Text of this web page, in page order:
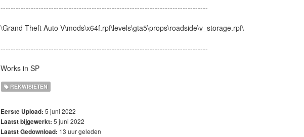
----------------------------------------------------------------------------------
\Grand Theft Auto V\mods\x64f.rpf\levels\gta5\props\roadside\v_storage.rpf\
----------------------------------------------------------------------------------
Works in SP
REKWISIETEN
Eerste Upload: 5 juni 2022
Laatst bijgewerkt: 5 juni 2022
Laatst Gedownload: 13 uur geleden